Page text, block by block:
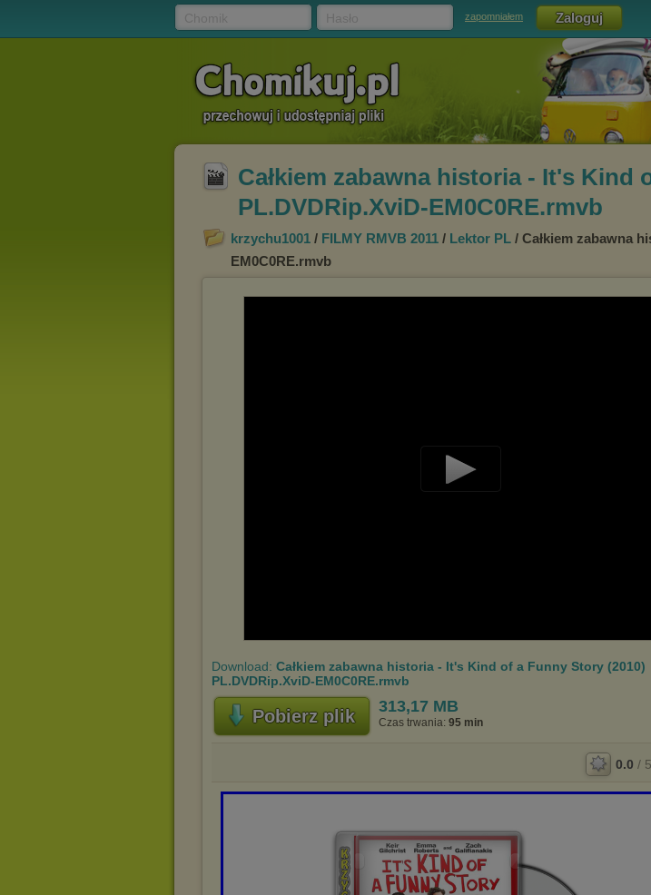
zapomniałem
Całkiem zabawna historia - It's Kind
PL.DVDRip.XviD-EM0C0RE.rmvb
krzychu1001 / FILMY RMVB 2011 / Lektor PL / Całkiem zabawna
EM0C0RE.rmvb
Download: Całkiem zabawna historia - It's Kind of a Funny Story (2010)
PL.DVDRip.XviD-EM0C0RE.rmvb
Pobierz plik 313,17 MB
Czas trwania: 95 min
0.0 / 5